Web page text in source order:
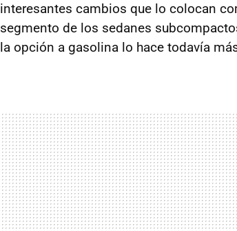
interesantes cambios que lo colocan
segmento de los sedanes
la opción a gasolina lo hace todavía